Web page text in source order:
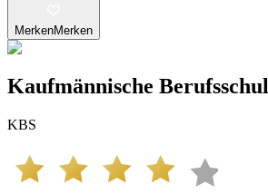
MerkenMerken
Kaufmännische
KBS